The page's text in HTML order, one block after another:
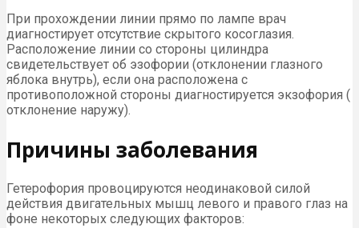
При прохождении линии прямо по лампе врач
диагностирует отсутствие скрытого косоглазия.
Расположение линии со стороны цилиндра
свидетельствует об эзофории (отклонении глазного
яблока внутрь), если она расположена с
противоположной стороны диагностируется экзофория (
отклонение наружу).
Причины заболевания
Гетерофория провоцируются неодинаковой силой
действия двигательных мышц левого и правого глаз на
фоне некоторых следующих факторов: